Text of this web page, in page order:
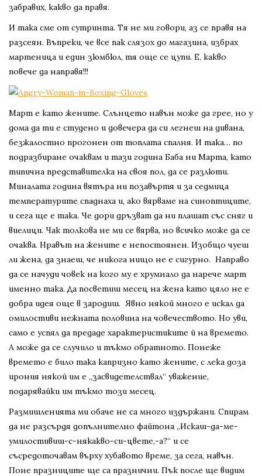
забравих, какво да правя.
И така сме от сутринта. Тя не ми говори, аз се правя на
разсеян. Въпреки, че все пак слязох до магазина, избрах
мартеница и един зюмбюл, тя още се цупи. Е, какво
повече да направя!!!
Март е като жените. Слънцето навън може да грее, но у
дома да ти е студено и довечера да си легнеш на дивана,
безжалостно прогонен от топлата спалня. И така… по
подразбиране очаквам и тази година Баба ни Марта, като
типична представителка на своя пол, да се разлюти.
Миналата година вятъра ни позавъртя и за седмица
температурите спаднаха и, ако вярваме на синоптиците,
и сега ще е така. Че дори дръзват да ни плашат със сняг и
виелици. Чак толкова не ми се вярва, но всичко може да се
очаква. Нравът на жените е непостоянен. Изобщо чуеш
ли жена, да знаеш, че никога нищо не е сигурно. Направо
да се начуди човек на кого му е хрумнало да нарече март
именно така. Да посветиш месец на жена като цяло не е
добра идея още в зародиш. Явно някой много е искал да
омилостиви нежната половина на човечеството. Но уви,
само е успял да предаде характеристиките й на времето.
А може да се случило и тъкмо обратното. Понеже
времето е било така капризно като жените, с лека доза
ирония някой им е „засвидетелствал“ уважение,
подарявайки им тъкмо този месец.
Размишленията ми обаче не са много издържани. Спирам
да не разсърдя допълнително файтона „Искаш-да-ме-
умилостивиш-с-някакво-си-цвете,-а?“ и се
съсредоточавам върху хубавото време, за сега, навън.
Поне празниците ще са празнични. Пък после ще видим